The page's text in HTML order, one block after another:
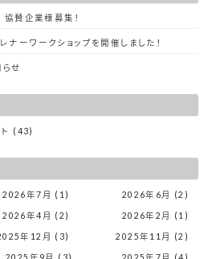
賛企業様募集！
ナーワークショップを開催しました！
せ
ト (43)
2026年7月 (1) 2026年6月 (2)
2026年4月 (2) 2026年2月 (1)
年12月 (3) 2025年11月 (2)